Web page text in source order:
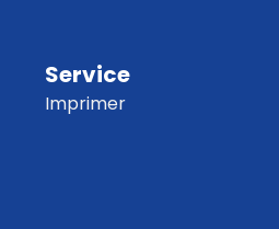
Service
Imprimer